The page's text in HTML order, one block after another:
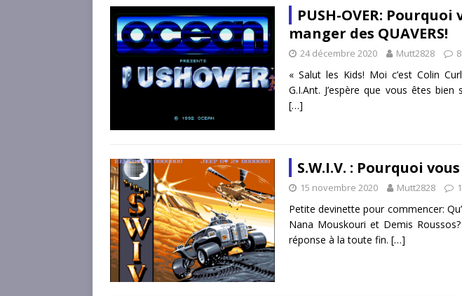
PUSH-OVER: Pourquoi
manger des QUAVERS!
24 décembre 2020 Mutt2828 8
« Salut les Kids! Moi c’est Colin
G.I.Ant. J’espère que vous êtes
[…]
S.W.I.V. : Pourquoi
15 novembre 2020 Mutt2828
Petite devinette pour commencer:
Nana Mouskouri et Demis
réponse à la toute fin. […]